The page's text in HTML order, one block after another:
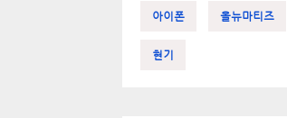
아이폰 올뉴마티즈
현기